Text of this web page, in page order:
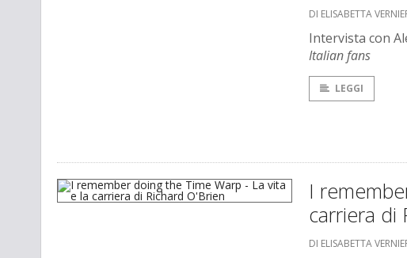
DI ELISABETTA
Intervista con
Italian fans
LEGGI
I
carriera di
DI ELISABETTA